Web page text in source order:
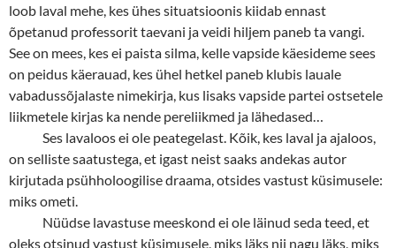
loob laval mehe, kes ühes situatsioonis kiidab ennast
õpetanud professorit taevani ja veidi hiljem paneb ta vangi.
See on mees, kes ei paista silma, kelle vapside käesideme sees
on peidus käerauad, kes ühel hetkel paneb klubis lauale
vabadussõjalaste nimekirja, kus lisaks vapside partei ostsetele
liikmetele kirjas ka nende pereliikmed ja lähedased…
Ses lavaloos ei ole peategelast. Kõik, kes laval ja ajaloos,
on selliste saatustega, et igast neist saaks andekas autor
kirjutada psühholoogilise draama, otsides vastust küsimusele:
miks ometi.
Nüüdse lavastuse meeskond ei ole läinud seda teed, et
oleks otsinud vastust küsimusele, miks läks nii nagu läks, miks